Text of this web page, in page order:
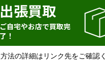
出張買取
ご自宅やお店で買取完
了！
法の詳細はリンク先をご確認